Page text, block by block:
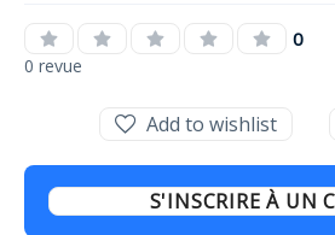
0
0 revue
Add to wishlist
S'INSCRIRE À UN